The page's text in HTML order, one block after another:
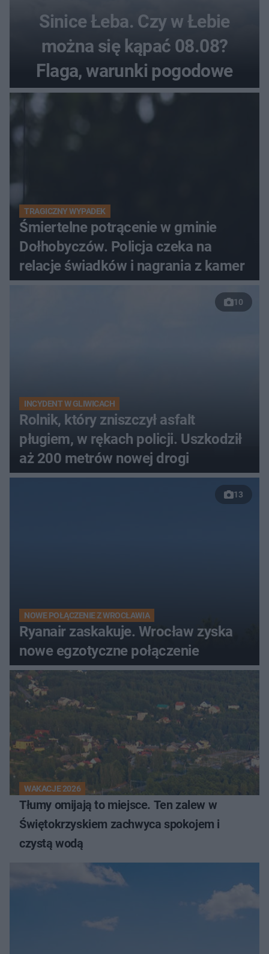
Sinice Łeba. Czy w Łebie
można się kąpać 08.08?
Flaga, warunki pogodowe
TRAGICZNY WYPADEK
Śmiertelne potrącenie w gminie
Dołhobyczów. Policja czeka na
relacje świadków i nagrania z kamer
10
INCYDENT W GLIWICACH
Rolnik, który zniszczył asfalt
pługiem, w rękach policji. Uszkodził
aż 200 metrów nowej drogi
13
NOWE POŁĄCZENIE Z WROCŁAWIA
Ryanair zaskakuje. Wrocław zyska
nowe egzotyczne połączenie
WAKACJE 2026
Tłumy omijają to miejsce. Ten zalew w
Świętokrzyskiem zachwyca spokojem i
czystą wodą